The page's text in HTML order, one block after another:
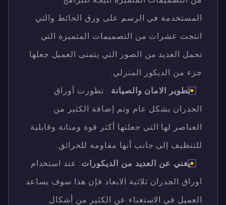
المستخدمة في الرسم على ورق الحائط والتي
انتجت عشرات من التصميمات المتميزة التي
تحمل العديد من الصور التي يتمنى العميل جعلها
جزء من الديكور المنزلي.
تطوير الامان والصيانة : تطورت أوراق
الجدران بشكل عام وتم إضافة الكثير من
العناصر لها التي جعلتها أكثر قوة ومتانة وقابلية
للتنظيف إلى جانب أنها مقاومة للحرائق.
يغني عن العديد من الديكورات: عند استخدام
اوراق الجدران ثلاثية الابعاد فإن هذا سوف يساعد
العميل في الاستغناء عن الكثير من أشكال